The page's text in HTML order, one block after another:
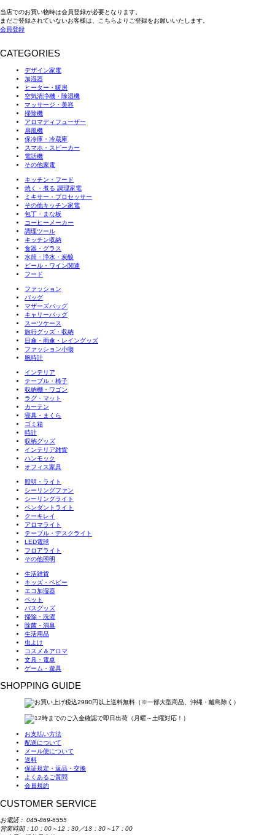
当店でのお買い物時は会員登録が必要となります。
まだご登録されていないお客様は、こちらよりご登録をお願いいたします。
会員登録
CATEGORIES
デザイン家電
加湿器
ヒーター・暖房
空気清浄機・除湿機
マッサージ・美容
掃除機
アロマディフューザー
扇風機
保冷庫・冷蔵庫
スマホ・スピーカー
電話機
その他家電
キッチン・フード
焼く・煮る 調理家電
ミキサー・プロセッサー
その他キッチン家電
包丁・まな板
コーヒーメーカー
調理ツール
キッチン収納
食器・グラス
水筒・浄水・炭酸
ビール・ワイン関連
フード
ファッション
バッグ
マザーズバッグ
キャリーバッグ
スーツケース
旅行グッズ・収納
日傘・雨傘・レイングッズ
ファッション小物
腕時計
インテリア
テーブル・椅子
収納棚・ワゴン
ラグ・マット
カーテン
寝具・まくら
ゴミ箱
時計
収納グッズ
インテリア雑貨
ハンモック
オフィス家具
照明・ライト
シーリングファン
シーリングライト
ペンダントライト
クーキレイ
アロマライト
テーブル・デスクライト
LED電球
フロアライト
その他照明
生活雑貨
キッズ・ベビー
エコ加湿器
ペット
バスグッズ
掃除・洗濯
除菌・消臭
生活用品
虫よけ
コスメ＆アロマ
文具・電卓
ゲーム・遊具
SHOPPING GUIDE
お支払い方法
配送について
メール便について
送料
保証規定・返品・交換
よくあるご質問
会員規約
CUSTOMER SERVICE
お電話： 045-869-6555
営業時間：10：00～12：30／13：30～17：00